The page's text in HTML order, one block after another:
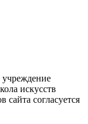
искусств
сайта согласуется